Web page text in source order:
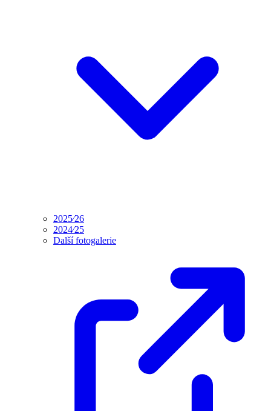
2025⁄26
2024⁄25
Další fotogalerie